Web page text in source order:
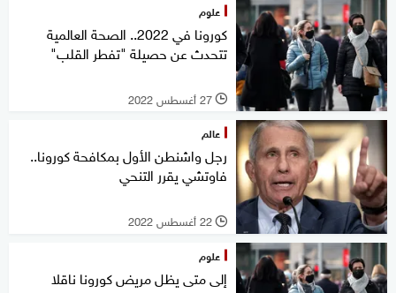
علوم
كورونا في 2022.. الصحة العالمية
تتحدث عن حصيلة "تفطر القلب"
l 27 أغسطس 2022
عالم
رجل واشنطن الأول بمكافحة كورونا..
فاوتشي يقرر التنحي
l 22 أغسطس 2022
علوم
إلى متى يظل مريض كورونا ناقلا